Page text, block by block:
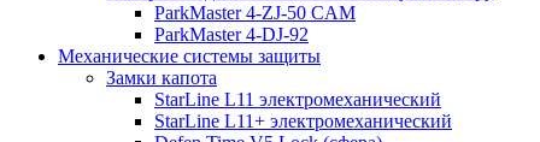
ParkMaster 4-ZJ-50 CAM
ParkMaster 4-DJ-92
Механические системы защиты
Замки капота
StarLine L11 электромеханический
StarLine L11+ электромеханический